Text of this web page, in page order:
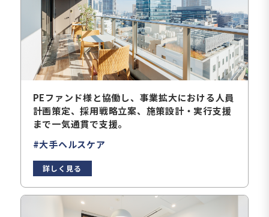
PEファンド様と協働し、事業拡大における人員
計画策定、採用戦略立案、施策設計・実行支援
まで一気通貫で支援。
#大手ヘルスケア
詳しく見る